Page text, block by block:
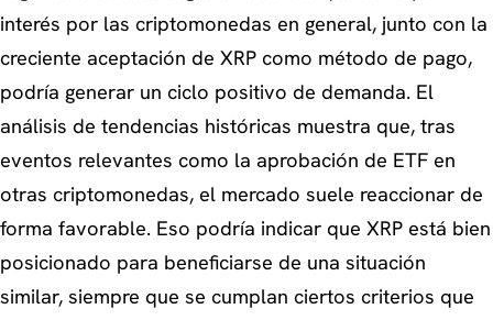
interés por las criptomonedas en general, junto con la
creciente aceptación de XRP como método de pago,
podría generar un ciclo positivo de demanda. El
análisis de tendencias históricas muestra que, tras
eventos relevantes como la aprobación de ETF en
otras criptomonedas, el mercado suele reaccionar de
forma favorable. Eso podría indicar que XRP está bien
posicionado para beneficiarse de una situación
similar, siempre que se cumplan ciertos criterios que